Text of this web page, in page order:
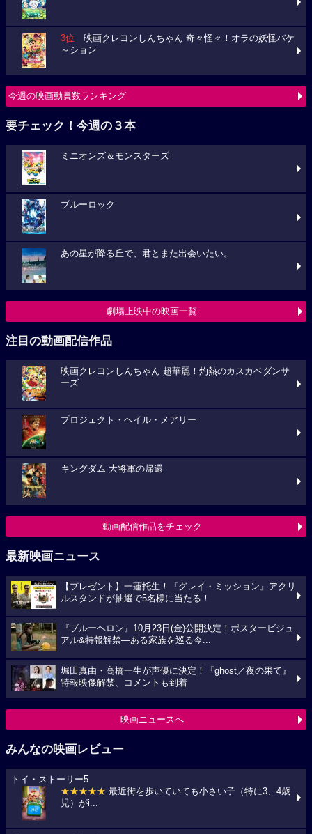
3位 映画クレヨンしんちゃん 奇々怪々！オラの妖怪バケ
～ション
今週の映画動員数ランキング
要チェック！今週の３本
ミニオンズ＆モンスターズ
ブルーロック
あの星が降る丘で、君とまた出会いたい。
劇場上映中の映画一覧
注目の動画配信作品
映画クレヨンしんちゃん 超華麗！灼熱のカスカベダンサ
ーズ
プロジェクト・ヘイル・メアリー
キングダム 大将軍の帰還
動画配信作品をチェック
最新映画ニュース
【プレゼント】一蓮托生！『グレイ・ミッション』アクリ
ルスタンドが抽選で5名様に当たる！
『ブルーヘロン』10月23日(金)公開決定！ポスタービジュ
アル&特報解禁―ある家族を巡る今...
堀田真由・高橋一生が声優に決定！『ghost／夜の果て』
特報映像解禁、コメントも到着
映画ニュースへ
みんなの映画レビュー
トイ・ストーリー5
★★★★★ 最近街を歩いていても小さい子（特に3、4歳
児）がi...